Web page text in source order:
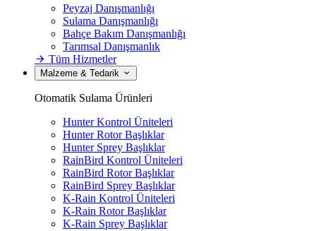
Peyzaj Danışmanlığı
Sulama Danışmanlığı
Bahçe Bakım Danışmanlığı
Tarımsal Danışmanlık
Tüm Hizmetler
Malzeme & Tedarik
Otomatik Sulama Ürünleri
Hunter Kontrol Üniteleri
Hunter Rotor Başlıklar
Hunter Sprey Başlıklar
RainBird Kontrol Üniteleri
RainBird Rotor Başlıklar
RainBird Sprey Başlıklar
K-Rain Kontrol Üniteleri
K-Rain Rotor Başlıklar
K-Rain Sprey Başlıklar